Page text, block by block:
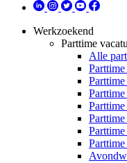
Werkzoekend
Parttime
Alle
Parttime